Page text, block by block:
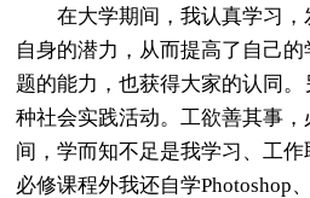
在大学期间，我认真学习
自身的潜力，从而提高了自己
题的能力，也获得大家的认同
种社会实践活动。工欲善其事
间，学而知不足是我学习、工
必修课程外我还自学Photoshop